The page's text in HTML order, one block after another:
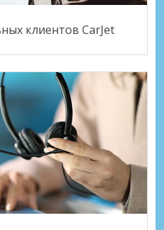
клиентов CarJet